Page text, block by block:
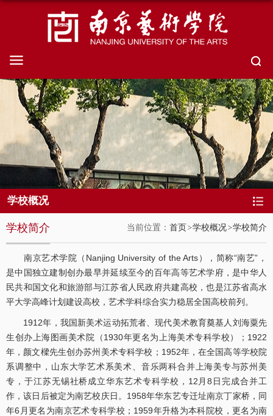
学校概况
当前位置： 首页 学校概况 学校简介
学校简介
南京艺术学院（Nanjing University of the Arts），简称“南艺”，
是中国独立建制创办最早并延续至今的百年高等艺术学府，是中华人
民共和国文化和旅游部与江苏省人民政府共建高校，也是江苏省高水
平大学高峰计划建设高校，艺术学科综合实力稳居全国高校前列。
1912年，我国新美术运动拓荒者、现代美术教育奠基人刘海粟先
生创办上海图画美术院（1930年更名为上海美术专科学校）；1922
年，颜文樑先生创办苏州美术专科学校；1952年，在全国高等学校院
系调整中，山东大学艺术系美术、音乐两科合并上海美专与苏州美
专，于江苏无锡社桥成立华东艺术专科学校，12月8日完成合并工
作，该日后被定为南艺校庆日。1958年华东艺专迁址南京丁家桥，同
年6月更名为南京艺术专科学校；1959年升格为本科院校，更名为南